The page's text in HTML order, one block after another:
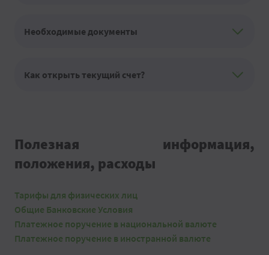
Необходимые документы
Как открыть текущий счет?
Полезная информация,
положения, расходы
Тарифы для физических лиц
Общие Банковские Условия
Платежное поручение в национальной валюте
Платежное поручение в иностранной валюте